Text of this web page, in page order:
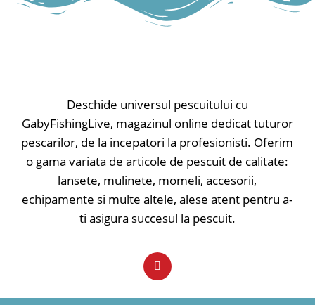
funcționa oriunde, în orice moment.
funcționa oriunde, în orice moment.
sinking;
Deschide universul pescuitului cu
GabyFishingLive, magazinul online dedicat tuturor
pescarilor, de la incepatori la profesionisti. Oferim
o gama variata de articole de pescuit de calitate:
lansete, mulinete, momeli, accesorii,
echipamente si multe altele, alese atent pentru a-
ti asigura succesul la pescuit.